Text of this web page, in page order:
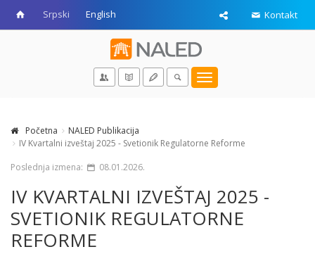
Srpski English Kontakt
Toggle
Početna
NALED Publikacija
IV Kvartalni izveštaj 2025 - Svetionik Regulatorne Reforme
Poslednja izmena:
08.01.2026.
IV KVARTALNI IZVEŠTAJ 2025 -
SVETIONIK REGULATORNE
REFORME